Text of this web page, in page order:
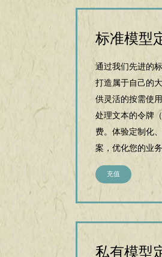
标准模型
通过我们先进的
打造属于自己的
供灵活的按需使
处理文本的令牌
费。体验定制化
案，优化您的业务
充值
私有模型